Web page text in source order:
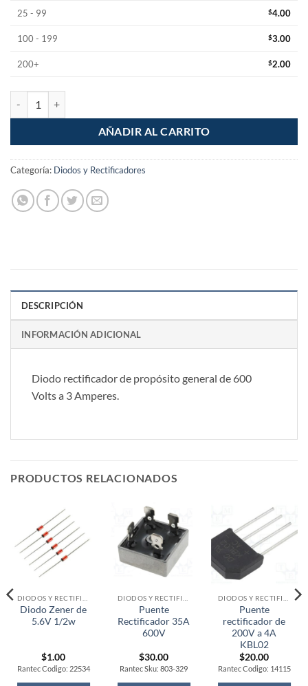
25 - 99 $4.00
100 - 199 $3.00
200+ $2.00
AÑADIR AL CARRITO
Categoría: Diodos y Rectificadores
DESCRIPCIÓN
INFORMACIÓN ADICIONAL
Diodo rectificador de propósito general de 600
Volts a 3 Amperes.
PRODUCTOS RELACIONADOS
Diodo Zener de
5.6V 1/2w
$1.00
Rantec Codigo: 22534
Puente
Rectificador 35A
600V
$30.00
Rantec Sku: 803-329
Puente
rectificador de
200V a 4A
KBL02
$20.00
Rantec Codigo: 14115